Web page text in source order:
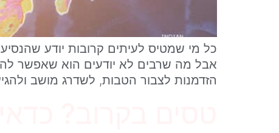
כל מי שמטיס לעיתים קרובות יודע
אבל מה שרבים לא יודעים הוא שאפשר
הזדמנות לצבור הטבות, לשדרג מושב